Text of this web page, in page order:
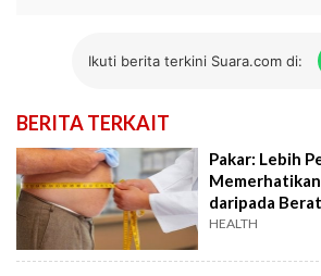
Ikuti berita terkini Suara.com di:
BERITA TERKAIT
Pakar: Lebih
daripada
HEALTH